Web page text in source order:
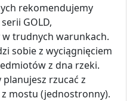
rekomendujemy
GOLD,
trudnych warunkach.
sobie z wyciągnięciem
z dna rzeki.
rzucać z
mostu (jednostronny).